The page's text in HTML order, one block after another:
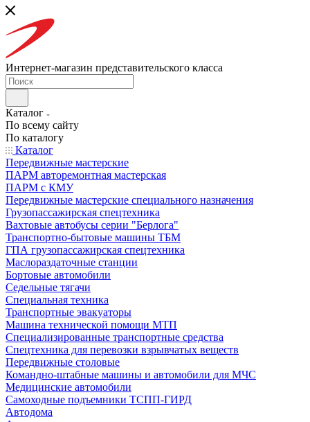
Интернет-магазин представительского класса
Каталог
По всему сайту
По каталогу
Каталог
Передвижные мастерские
ПАРМ авторемонтная мастерская
ПАРМ с КМУ
Передвижные мастерские специального назначения
Грузопассажирская спецтехника
Вахтовые автобусы серии "Берлога"
Транспортно-бытовые машины ТБМ
ГПА грузопассажирская спецтехника
Маслораздаточные станции
Бортовые автомобили
Седельные тягачи
Специальная техника
Транспортные эвакуаторы
Машина технической помощи МТП
Специализированные транспортные средства
Спецтехника для перевозки взрывчатых веществ
Передвижные столовые
Командно-штабные машины и автомобили для МЧС
Медицинские автомобили
Самоходные подъемники ТСПП-ГИРД
Автодома